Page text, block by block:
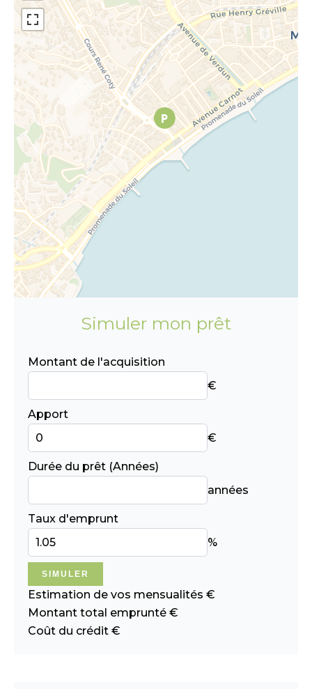
Simuler mon prêt
Montant de l'acquisition
€
Apport
€
Durée du prêt (Années)
années
Taux d'emprunt
%
SIMULER
Estimation de vos mensualités €
Montant total emprunté €
Coût du crédit €